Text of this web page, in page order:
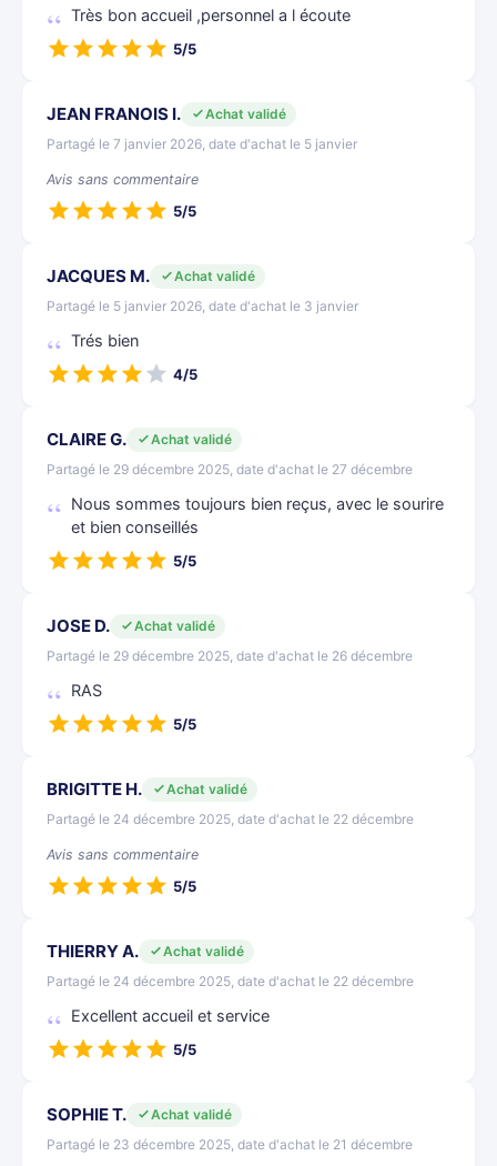
Très bon accueil ,personnel a l écoute
5/5
JEAN FRANOIS I.
Achat validé
Partagé le 7 janvier 2026, date d'achat le 5 janvier
Avis sans commentaire
5/5
JACQUES M.
Achat validé
Partagé le 5 janvier 2026, date d'achat le 3 janvier
Trés bien
4/5
CLAIRE G.
Achat validé
Partagé le 29 décembre 2025, date d'achat le 27 décembre
Nous sommes toujours bien reçus, avec le sourire
et bien conseillés
5/5
JOSE D.
Achat validé
Partagé le 29 décembre 2025, date d'achat le 26 décembre
RAS
5/5
BRIGITTE H.
Achat validé
Partagé le 24 décembre 2025, date d'achat le 22 décembre
Avis sans commentaire
5/5
THIERRY A.
Achat validé
Partagé le 24 décembre 2025, date d'achat le 22 décembre
Excellent accueil et service
5/5
SOPHIE T.
Achat validé
Partagé le 23 décembre 2025, date d'achat le 21 décembre